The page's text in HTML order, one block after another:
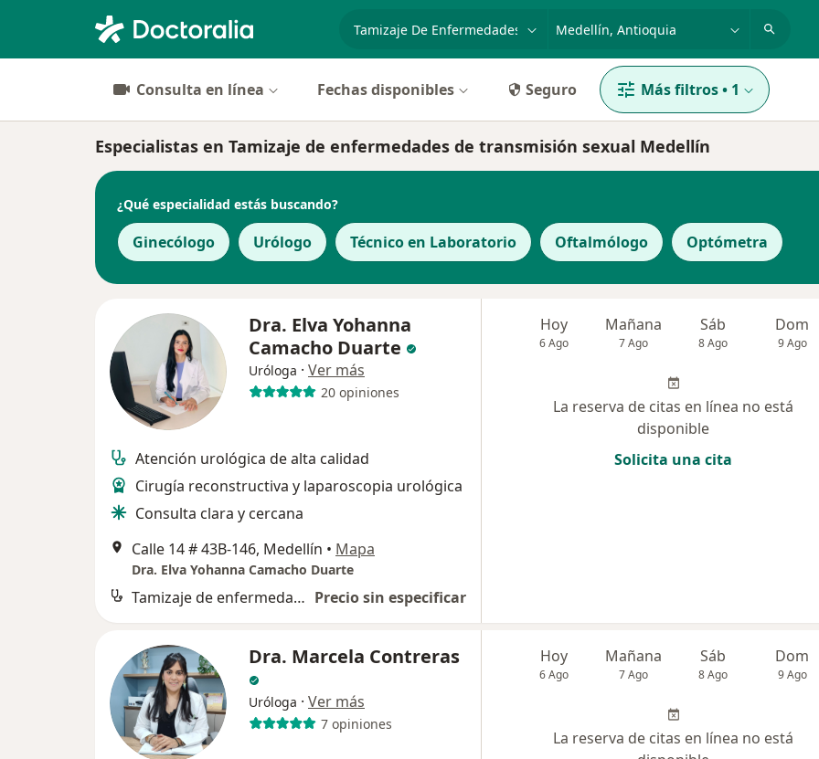
p. ej. Bogotá
Consulta en línea Fechas disponibles Seguro Más filtros• 1
Especialistas en Tamizaje de enfermedades de transmisión sexual Medellín
¿Qué especialidad estás buscando?
Ginecólogo Urólogo Técnico en Laboratorio Oftalmólogo Optómetra
Dra. Elva Yohanna
Camacho Duarte
Uróloga · Ver más
20 opiniones
Atención urológica de alta calidad
Cirugía reconstructiva y laparoscopia urológica
Consulta clara y cercana
Calle 14 # 43B-146, Medellín • Mapa
Dra. Elva Yohanna Camacho Duarte
Tamizaje de enfermedades de transmisión sexual Precio sin especificar
Hoy
6 Ago
Mañana
7 Ago
Sáb
8 Ago
Dom
9 Ago
La reserva de citas en línea no está
disponible
Solicita una cita
Dra. Marcela Contreras
Uróloga · Ver más
7 opiniones
Hoy
6 Ago
Mañana
7 Ago
Sáb
8 Ago
Dom
9 Ago
La reserva de citas en línea no está